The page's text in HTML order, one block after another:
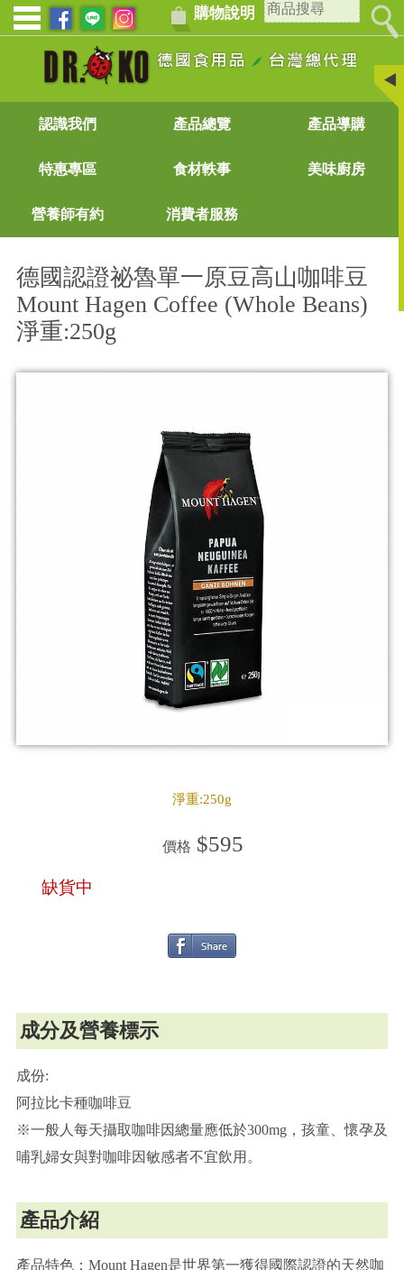
購物說明
認識我們 產品總覽 產品導購
特惠專區 食材軼事 美味廚房
營養師有約 消費者服務
德國​​認證祕魯單一​原​豆高山咖啡​豆
Mount Hagen Coffee (Whole Beans)
淨重:250g
淨重:250g
價格 $595
缺貨中
成分及營養標示
成份:
阿拉比卡種咖啡豆
※一般人每天攝取咖啡因總量應低於300mg，孩童、懷孕及
哺乳婦女與對咖啡因敏感者不宜飲用。
產品介紹
產品特色：Mount Hagen是世界第一獲得國際認證的天然咖